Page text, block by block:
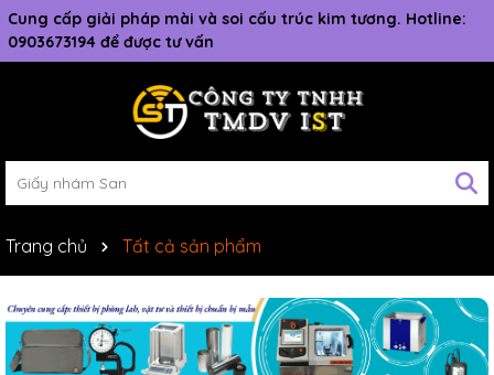
Cung cấp giải pháp mài và soi cấu trúc kim tương. Hotline:
0903673194 để được tư vấn
Trang chủ Tất cả sản phẩm